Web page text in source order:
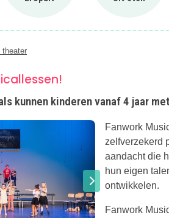
theater
kunnen kinderen vanaf 4 jaar
Fanwork
zelfverzekerd
aandacht die
hun eigen
ontwikkelen.
Fanwork